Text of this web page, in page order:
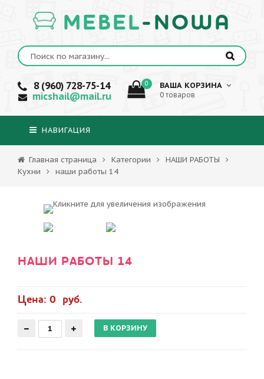
MEBEL-NOWA
8 (960) 728-75-14
micshail@mail.ru
0 ВАША КОРЗИНА
0 товаров
НАВИГАЦИЯ
Главная страница Категории
НАШИ РАБОТЫ
Кухни
наши работы 14
НАШИ РАБОТЫ 14
Цена: 0 руб.